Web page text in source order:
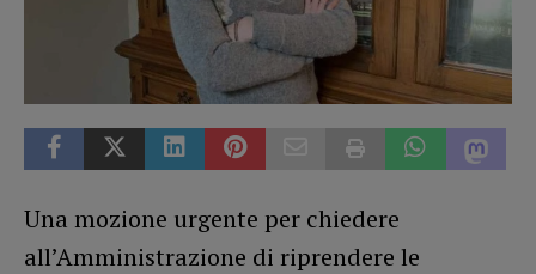
Una mozione urgente per chiedere
all’Amministrazione di riprendere le